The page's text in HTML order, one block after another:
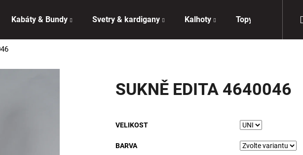
Kabáty & Bundy Svetry & kardigany Kalhoty Topy
SUKNĚ EDITA 4640046
VELIKOST
BARVA
HLEDAT